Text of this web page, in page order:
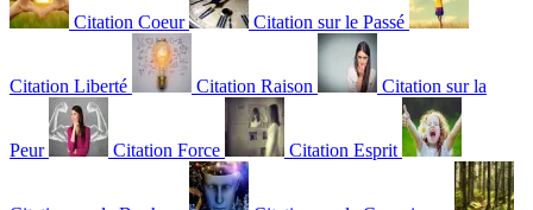
Citation Coeur Citation sur le Passé
Citation Liberté Citation Raison Citation sur la
Peur Citation Force Citation Esprit